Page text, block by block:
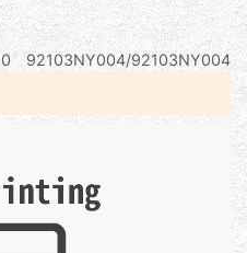
0 92103NY004/92103NY004